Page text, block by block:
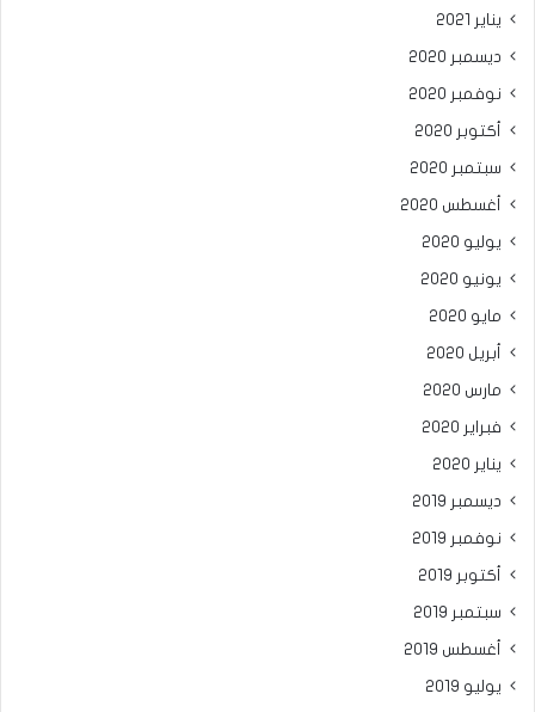
يناير 2021
ديسمبر 2020
نوفمبر 2020
أكتوبر 2020
سبتمبر 2020
أغسطس 2020
يوليو 2020
يونيو 2020
مايو 2020
أبريل 2020
مارس 2020
فبراير 2020
يناير 2020
ديسمبر 2019
نوفمبر 2019
أكتوبر 2019
سبتمبر 2019
أغسطس 2019
يوليو 2019